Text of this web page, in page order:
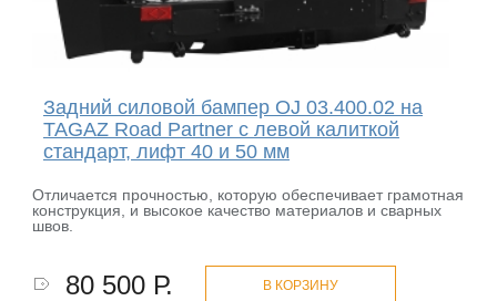
Задний силовой бампер OJ 03.400.02 на
TAGAZ Road Partner с левой калиткой
стандарт, лифт 40 и 50 мм
Отличается прочностью, которую обеспечивает грамотная
конструкция, и высокое качество материалов и сварных
швов.
80 500 Р. В КОРЗИНУ